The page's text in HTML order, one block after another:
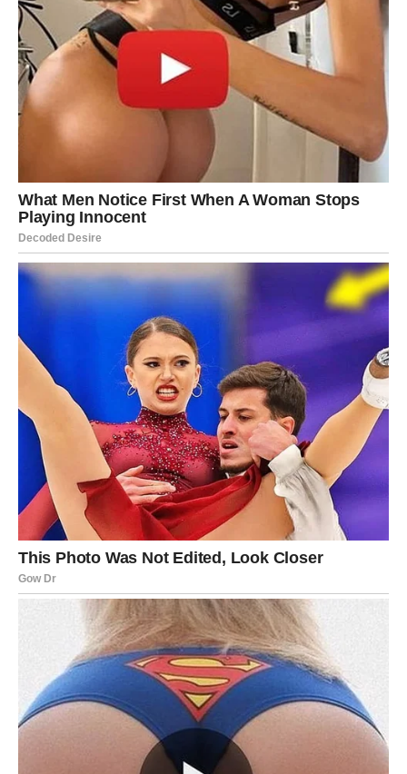
Ne sumnjajte u ono što osećate.
I ne plašite se promena koje dolaze – jer one su odgovor
na vaše tihe želje.
Sve ono o čemu ste maštali – sada može postati